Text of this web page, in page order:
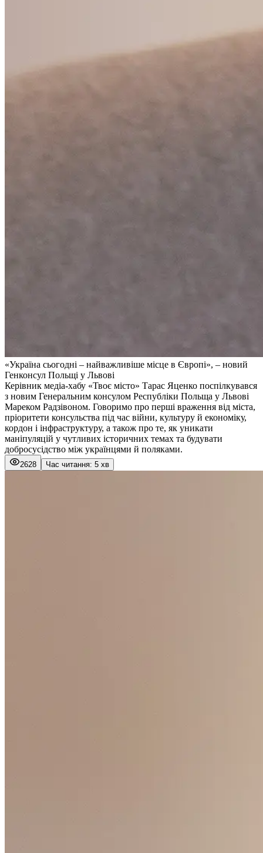
«Україна сьогодні – найважливіше місце в Європі», – новий
Генконсул Польщі у Львові
Керівник медіа-хабу «Твоє місто» Тарас Яценко поспілкувався
з новим Генеральним консулом Республіки Польща у Львові
Мареком Радзівоном. Говоримо про перші враження від міста,
пріоритети консульства під час війни, культуру й економіку,
кордон і інфраструктуру, а також про те, як уникати
маніпуляцій у чутливих історичних темах та будувати
добросусідство між українцями й поляками.
2628 Час читання: 5 хв